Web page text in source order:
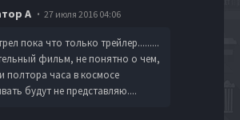
А 27 июля 2016 04:06
пока что только трейлер.........
фильм, не понятно о чем,
полтора часа в космосе
будут не представляю....